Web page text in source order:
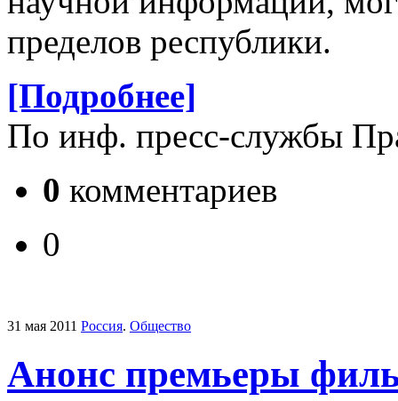
пределов республики.
[Подробнее]
По инф. пресс-службы
0 комментариев
0
31 мая 2011 Россия. Общество
Анонс премьеры